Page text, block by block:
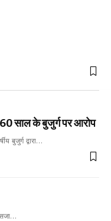
साल के बुजुर्ग पर आरोप
बुजुर्ग द्वारा…
सजा…